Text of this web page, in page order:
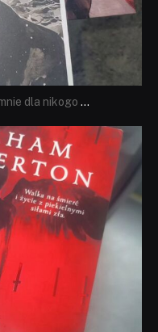
dla nikogo ...